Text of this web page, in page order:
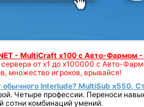
- MultiCraft x100 с Авто-Фармом
сервера от х1 до х100000 с Авто-
множество игроков, врывайся!
обычного Interlude? MultiSub x550.
Четыре профессии. Переноси
сотни комбинаций умений.